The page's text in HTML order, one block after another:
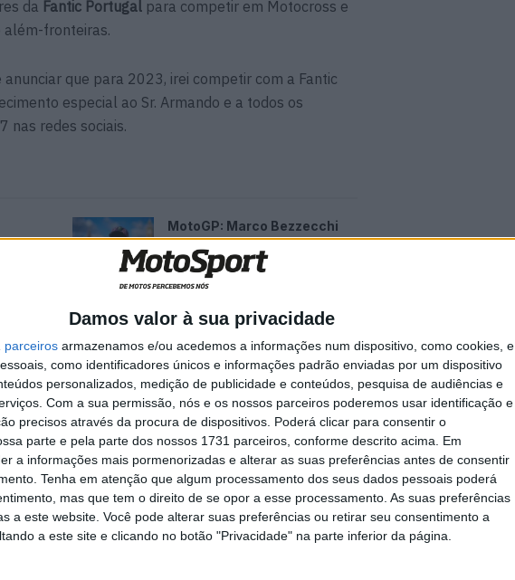
Damos valor à sua privacidade
parceiros armazenamos e/ou acedemos a informações num dispositivo, como cookies, e
como identificadores únicos e informações padrão enviadas por um dispositivo
personalizados, medição de publicidade e conteúdos, pesquisa de audiências e
Com a sua permissão, nós e os nossos parceiros poderemos usar identificação e
precisos através da procura de dispositivos. Poderá clicar para consentir o
parte e pela parte dos nossos 1731 parceiros, conforme descrito acima. Em
a informações mais pormenorizadas e alterar as suas preferências antes de consentir
Tenha em atenção que algum processamento dos seus dados pessoais poderá
mas que tem o direito de se opor a esse processamento. As suas preferências
a este website. Você pode alterar suas preferências ou retirar seu consentimento a
a este site e clicando no botão "Privacidade" na parte inferior da página.
da Fantic Portugal para competir em Motocross e
além-fronteiras.
que para 2023, irei competir com a Fantic
especial ao Sr. Armando e a todos os
nas redes sociais.
MotoGP: Marco Bezzecchi
recebe luz verde para correr
em Silverstone
6 AGOSTO, 2026
tem o seu início no dia 5 de Março no Granho
Campeonato Nacional Supercross
CN Motocross
Fantic Hugo Basaúla
Motocross